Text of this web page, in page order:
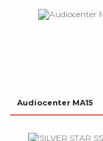
Audiocenter MA15